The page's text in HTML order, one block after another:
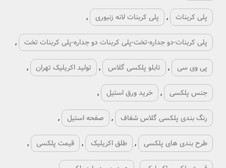
پلی کربنات , پلی کربنات لانه زنبوری ,
پلی کربنات-دو جداره-تخت-پلی کربنات دو جداره-پلی کربنات تخت ,
پی وی سی , تابلو پلکسی گلاس , تولید اکریلیک تهران ,
جنس پلکسی , خرید ورق استیل ,
رنگ بندی پلکسی گلاس شفاف , صفحه استیل ,
طرح بندی های پلکسی , طلق اکریلیک , قیمت پلکسی ,